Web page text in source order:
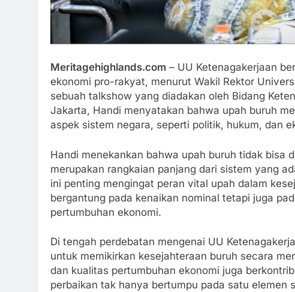
Meritagehighlands.com – UU Ketenagakerjaan
ekonomi pro-rakyat, menurut Wakil Rektor
sebuah talkshow yang diadakan oleh Bidang
Jakarta, Handi menyatakan bahwa upah buruh
aspek sistem negara, seperti politik, hukum, dan
Handi menekankan bahwa upah buruh tidak bisa
merupakan rangkaian panjang dari sistem yang
ini penting mengingat peran vital upah dalam
bergantung pada kenaikan nominal tetapi juga
pertumbuhan ekonomi.
Di tengah perdebatan mengenai UU
untuk memikirkan kesejahteraan buruh secara
dan kualitas pertumbuhan ekonomi juga
perbaikan tak hanya bertumpu pada satu elemen